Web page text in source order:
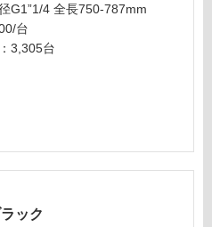
G1”1/4 全長750-787mm
台
3,305台
ック